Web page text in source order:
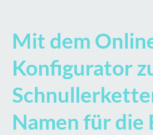
Mit dem
Konfigurator
Namen für die